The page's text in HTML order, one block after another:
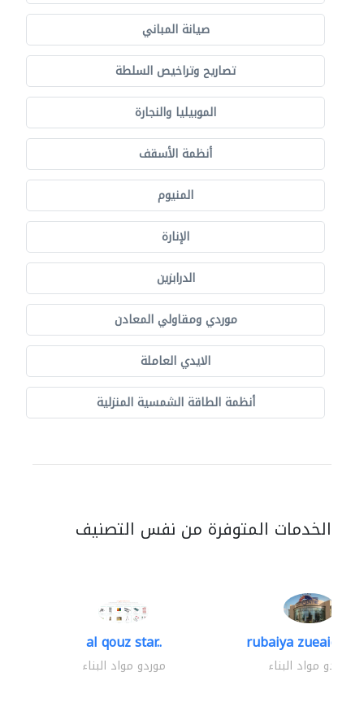
صيانة المباني
تصاريح وتراخيص السلطة
الموبيليا والنجارة
أنظمة الأسقف
المنيوم
الإنارة
الدرابزين
موردي ومقاولي المعادن
الايدي العاملة
أنظمة الطاقة الشمسية المنزلية
الخدمات المتوفرة من نفس التصنيف
al qouz star..
موردو مواد البناء
rubaiya zueaid
موردو مواد البناء